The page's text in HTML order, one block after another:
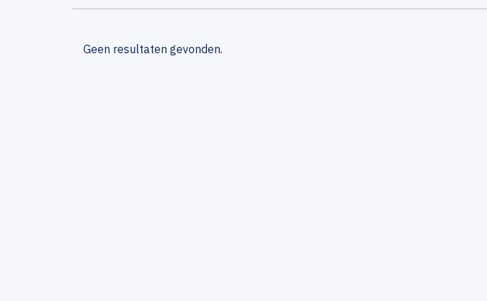
Geen resultaten gevonden.